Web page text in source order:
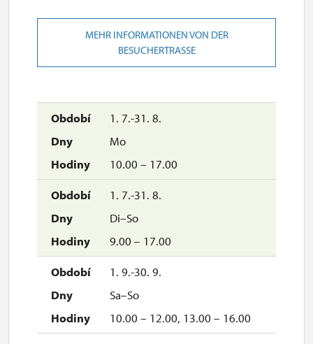
1. 7.-31. 8.
Mo
10.00 – 17.00
1. 7.-31. 8.
Di–So
9.00 – 17.00
1. 9.-30. 9.
Sa–So
10.00 – 12.00, 13.00 – 16.00
MEHR INFORMATIONEN VON DER
BESUCHERTRASSE